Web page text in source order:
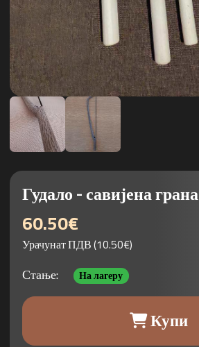
Гудало - савијена грана
60.50€
Урачунат ПДВ (10.50€)
Стање: На лагеру
Купи